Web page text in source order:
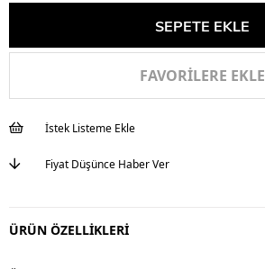
FAVORILERE EKLE
İstek Listeme Ekle
Fiyat Düşünce Haber Ver
ÜRÜN ÖZELLIKLERI